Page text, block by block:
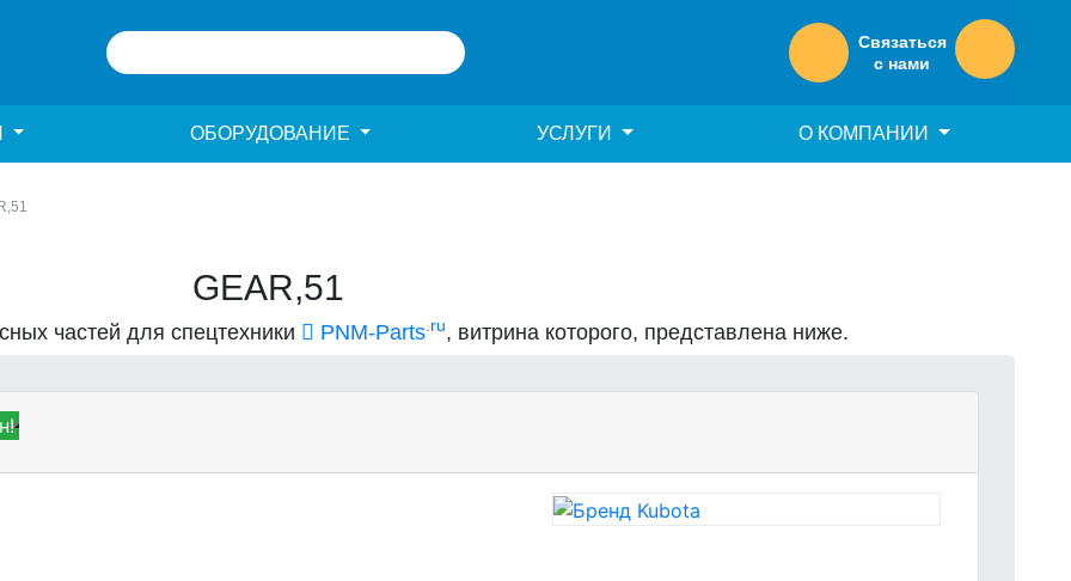
Связаться
с нами
ОБОРУДОВАНИЕ УСЛУГИ О КОМПАНИИ
GEAR,51
частей для спецтехники PNM-Parts.ru, витрина которого, представлена ниже.